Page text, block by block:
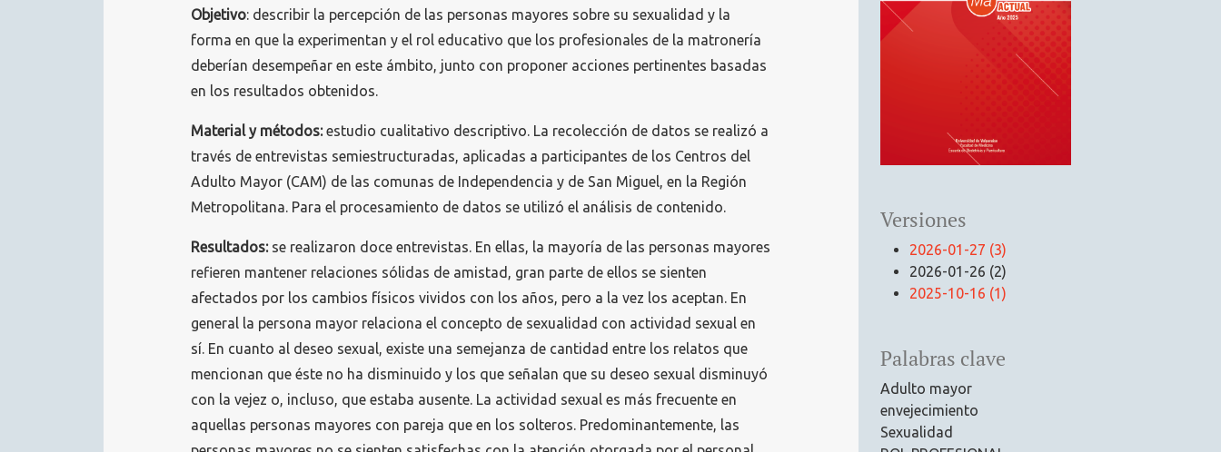
Versiones
2026-01-27 (3)
2026-01-26 (2)
2025-10-16 (1)
Palabras clave
Adulto mayor
envejecimiento
Sexualidad
Objetivo: describir la percepción de las personas mayores sobre su sexualidad y la
forma en que la experimentan y el rol educativo que los profesionales de la matronería
deberían desempeñar en este ámbito, junto con proponer acciones pertinentes basadas
en los resultados obtenidos.
Material y métodos:estudio cualitativo descriptivo. La recolección de datos se realizó a
través de entrevistas semiestructuradas, aplicadas a participantes de los Centros del
Adulto Mayor (CAM) de las comunas de Independencia y de San Miguel, en la Región
Metropolitana. Para el procesamiento de datos se utilizó el análisis de contenido.
Resultados: se realizaron doce entrevistas. En ellas, la mayoría de las personas mayores
refieren mantener relaciones sólidas de amistad, gran parte de ellos se sienten
afectados por los cambios físicos vividos con los años, pero a la vez los aceptan. En
general la persona mayor relaciona el concepto de sexualidad con actividad sexual en
sí. En cuanto al deseo sexual, existe una semejanza de cantidad entre los relatos que
mencionan que éste no ha disminuido y los que señalan que su deseo sexual disminuyó
con la vejez o, incluso, que estaba ausente. La actividad sexual es más frecuente en
aquellas personas mayores con pareja que en los solteros. Predominantemente, las